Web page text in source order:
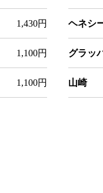
1,430円
1,100円
1,100円
ヘネシ
グラッ
山崎